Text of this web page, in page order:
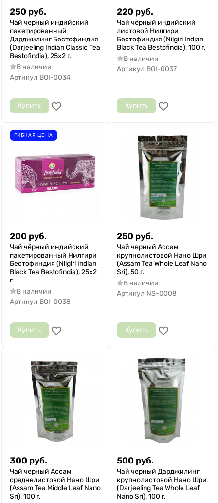
250 руб.
Чай черный индийский
пакетированный
Дарджилинг Бестофиндия
(Darjeeling Indian Classic Tea
Bestofindia), 25х2 г.
В наличии
Артикул BOI-0034
Купить
220 руб.
Чай чёрный индийский
листовой Нилгири
Бестофиндия (Nilgiri Indian
Black Tea Bestofindia), 100 г.
В наличии
Артикул BOI-0037
Купить
ГИБКАЯ ЦЕНА
200 руб.
Чай чёрный индийский
пакетированный Нилгири
Бестофиндия (Nilgiri Indian
Black Tea Bestofindia), 25х2
г.
В наличии
Артикул BOI-0038
Купить
250 руб.
Чай черный Ассам
крупнолистовой Нано Шри
(Assam Tea Whole Leaf Nano
Sri), 50 г.
В наличии
Артикул NS-0008
Купить
300 руб.
Чай черный Ассам
среднелистовой Нано Шри
(Assam Tea Middle Leaf Nano
Sri), 100 г.
500 руб.
Чай черный Дарджилинг
крупнолистовой Нано Шри
(Darjeeling Tea Whole Leaf
Nano Sri), 100 г.